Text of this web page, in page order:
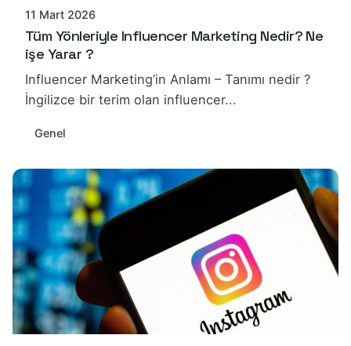
11 Mart 2026
Tüm Yönleriyle Influencer Marketing Nedir? Ne
işe Yarar ?
Influencer Marketing’in Anlamı – Tanımı nedir ?
İngilizce bir terim olan influencer...
Genel